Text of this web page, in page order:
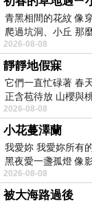
青黑相間的花紋 像
爬過坑洞、小丘 那
2026-08-08
靜靜地假寐
它們一直忙碌著 春
正含苞待放 山櫻與
2026-08-08
小花蔓澤蘭
我愛妳 我愛妳所有
黑夜愛一盞孤燈 像
2026-08-08
被大海路過後